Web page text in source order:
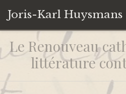
Joris-Karl Huysmans
Accéder
au
contenu
principal
Accueil
Collection personnelle
Le Renouveau
littérature